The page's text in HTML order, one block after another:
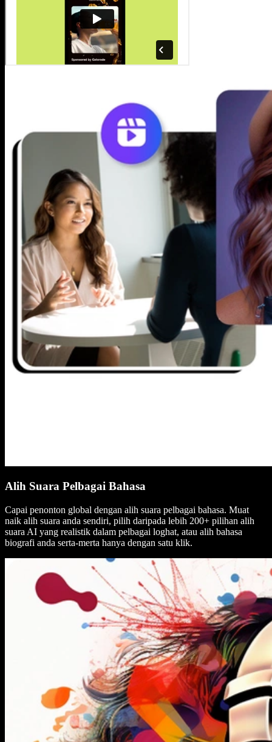
Alih Suara Pelbagai Bahasa
Capai penonton global dengan alih suara pelbagai bahasa. Muat
naik alih suara anda sendiri, pilih daripada lebih 200+ pilihan alih
suara AI yang realistik dalam pelbagai loghat, atau alih bahasa
biografi anda serta-merta hanya dengan satu klik.